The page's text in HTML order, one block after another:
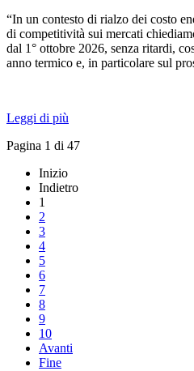
“In un contesto di rialzo dei costo
di competitività sui mercati
dal 1° ottobre 2026, senza ritardi,
anno termico e, in particolare sul
Leggi di più
Pagina 1 di 47
Inizio
Indietro
1
2
3
4
5
6
7
8
9
10
Avanti
Fine